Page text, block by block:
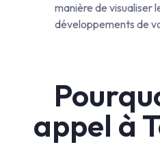
manière de visualiser
développements de
appel à